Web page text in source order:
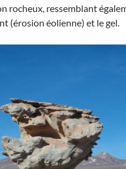
rocheux, ressemblant
(érosion éolienne) et le gel.